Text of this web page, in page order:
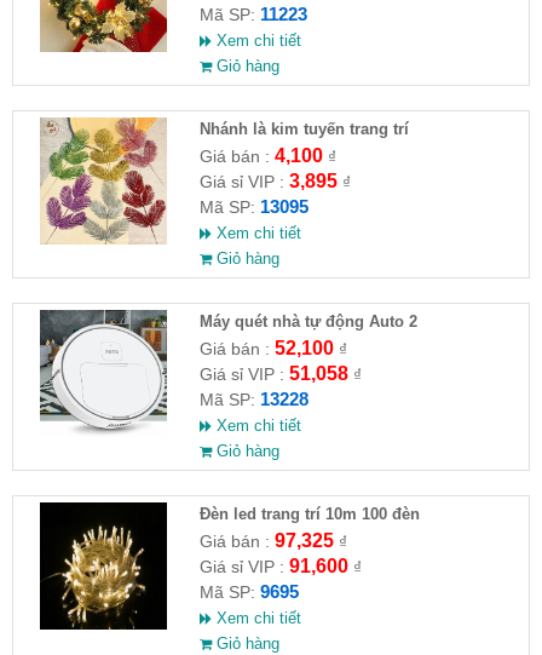
Mã SP: 11223
Xem chi tiết
Giỏ hàng
Nhánh là kim tuyến trang trí
Giá bán : 4,100₫
Giá sỉ VIP : 3,895₫
Mã SP: 13095
Xem chi tiết
Giỏ hàng
Máy quét nhà tự động Auto 2
Giá bán : 52,100₫
Giá sỉ VIP : 51,058₫
Mã SP: 13228
Xem chi tiết
Giỏ hàng
Đèn led trang trí 10m 100 đèn
Giá bán : 97,325₫
Giá sỉ VIP : 91,600₫
Mã SP: 9695
Xem chi tiết
Giỏ hàng